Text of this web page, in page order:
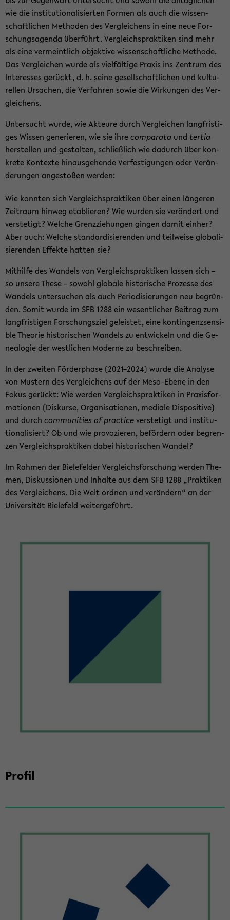
wie die in­sti­tu­tio­na­li­sier­ten For­men als auch die wis­sen­
schaft­li­chen Me­tho­den des Ver­glei­chens in eine neue For­
schungs­agen­da über­führt. Ver­gleichs­prak­ti­ken sind mehr
als eine ver­meint­lich ob­jek­ti­ve wis­sen­schaft­li­che Me­tho­de.
Das Ver­glei­chen wurde als viel­fäl­ti­ge Pra­xis ins Zen­trum des
In­ter­es­ses ge­rückt, d. h. seine ge­sell­schaft­li­chen und kul­tu­
rel­len Ur­sa­chen, die Ver­fah­ren sowie die Wir­kun­gen des Ver­
glei­chens.
Un­ter­sucht wurde, wie Ak­teu­re durch Ver­glei­chen lang­fris­ti­
ges Wis­sen ge­ne­rie­ren, wie sie ihrecom­pa­ra­ta und ter­tia
her­stel­len und ge­stal­ten, schließ­lich wie da­durch über kon­
kre­te Kon­tex­te hin­aus­ge­hen­de Ver­fes­ti­gun­gen oder Ver­än­
de­run­gen an­ge­sto­ßen wer­den:
Wie konn­ten sich Ver­gleichs­prak­ti­ken über einen län­ge­ren
Zeit­raum hin­weg eta­blie­ren? Wie wur­den sie ver­än­dert und
ver­ste­tigt? Wel­che Grenz­zie­hun­gen gin­gen damit ein­her?
Aber auch: Wel­che stan­dar­di­sie­ren­den und teil­wei­se glo­ba­li­
sie­ren­den Ef­fek­te hat­ten sie?
Mit­hil­fe des Wan­dels von Ver­gleichs­prak­ti­ken las­sen sich –
so un­se­re These – so­wohl glo­ba­le his­to­ri­sche Pro­zes­se des
Wan­dels un­ter­su­chen als auch Pe­ri­odi­sie­run­gen neu be­grün­
den. Somit wurde im SFB 1288 ein we­sent­li­cher Bei­trag zum
lang­fris­ti­gen For­schungs­ziel ge­leis­tet, eine kon­tin­genz­sen­si­
ble Theo­rie his­to­ri­schen Wan­dels zu ent­wi­ckeln und die Ge­
nea­lo­gie der west­li­chen Mo­der­ne zu be­schrei­ben.
In der zwei­ten För­der­pha­se (2021–2024) wurde die Ana­ly­se
von Mus­tern des Ver­glei­chens auf der Meso-​Ebene in den
Fokus ge­rückt: Wie wer­den Ver­gleichs­prak­ti­ken in Pra­xis­for­
ma­tio­nen (Dis­kur­se, Or­ga­ni­sa­tio­nen, me­dia­le Dis­po­si­ti­ve)
und durch com­mu­nities of prac­ti­cever­ste­tigt und in­sti­tu­
tio­na­li­siert? Ob und wie pro­vo­zie­ren, be­för­dern oder be­gren­
zen Ver­gleichs­prak­ti­ken dabei his­to­ri­schen Wan­del?
Im Rah­men der Bie­le­fel­der Ver­gleichs­for­schung wer­den The­
men, Dis­kus­sio­nen und In­hal­te aus dem SFB 1288 „Prak­ti­ken
des Ver­glei­chens. Die Welt ord­nen und ver­än­dern“ an der
Uni­ver­si­tät Bie­le­feld wei­ter­ge­führt.
Pro­fil